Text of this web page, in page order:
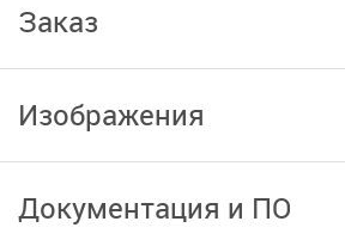
Заказ
Изображения
Документация и ПО